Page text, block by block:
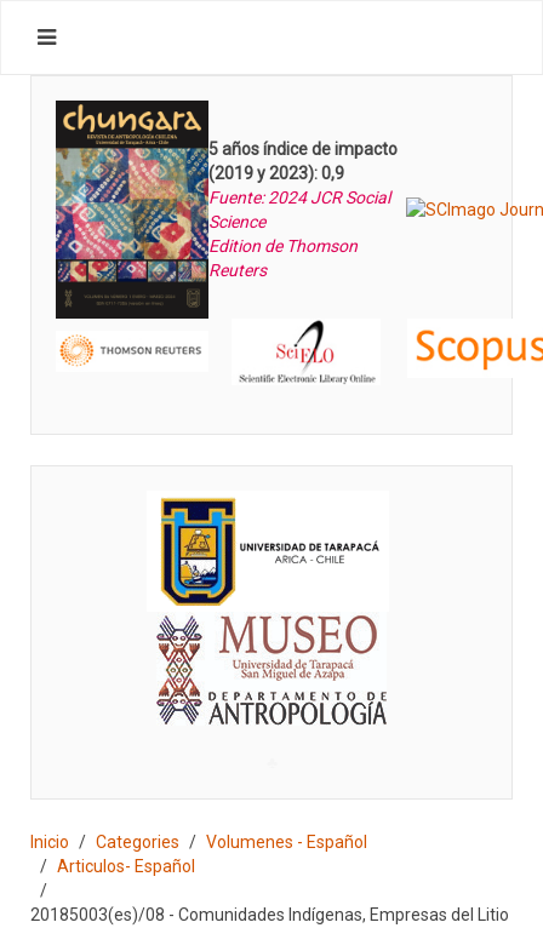
5 años índice de impacto
(2019 y 2023): 0,9
Fuente: 2024 JCR Social
Science
Edition de Thomson
Reuters
Inicio Categories
Volumenes - Español
Articulos- Español
20185003(es)/08 - Comunidades Indígenas, Empresas del Litio